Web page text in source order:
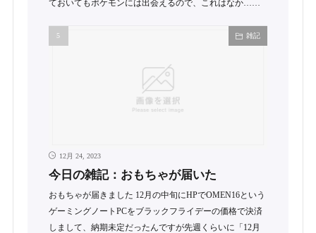
ておいてもポケモンには出会えるので、これはなか……
雑記
12月 24, 2023
今日の雑記：おもちゃが届いた
おもちゃが届きました 12月の中旬にHPでOMEN16という
ゲーミングノートPCをブラックフライデーの価格で決済
しまして、納期未定だったんですが先週くらいに「12月